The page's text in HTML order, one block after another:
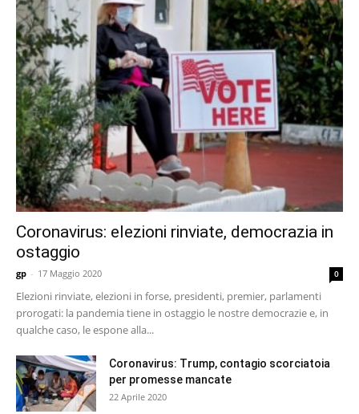
Coronavirus: elezioni rinviate, democrazia in
ostaggio
gp - 17 Maggio 2020 0
Elezioni rinviate, elezioni in forse, presidenti, premier, parlamenti
prorogati: la pandemia tiene in ostaggio le nostre democrazie e, in
qualche caso, le espone alla...
Coronavirus: Trump, contagio scorciatoia
per promesse mancate
22 Aprile 2020